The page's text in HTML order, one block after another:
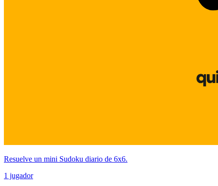
Resuelve un mini Sudoku diario de 6x6.
1 jugador